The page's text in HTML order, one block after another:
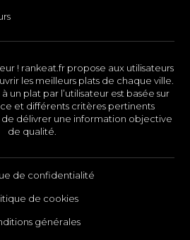
! rankeat.fr propose aux utilisateurs
les meilleurs plats de chaque ville.
un plat par l’utilisateur est basée sur
et différents critères pertinents
délivrer une information objective
de qualité.
de confidentialité
de cookies
générales